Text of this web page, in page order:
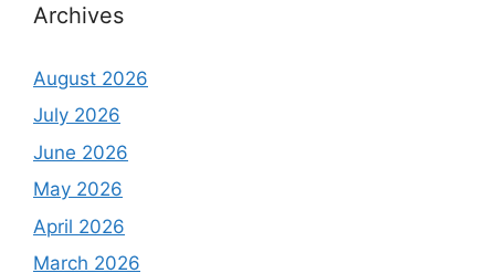
Archives
August 2026
July 2026
June 2026
May 2026
April 2026
March 2026